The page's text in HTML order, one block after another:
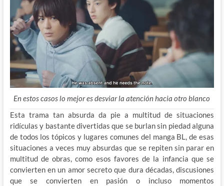
En estos casos lo mejor es desviar la atención hacia otro blanco
Esta trama tan absurda da pie a multitud de situaciones
ridículas y bastante divertidas que se burlan sin piedad alguna
de todos los tópicos y lugares comunes del manga BL, de esas
situaciones a veces muy absurdas que se repiten sin parar en
multitud de obras, como esos favores de la infancia que se
convierten en un amor secreto que dura décadas, discusiones
que se convierten en pasión o incluso momentos